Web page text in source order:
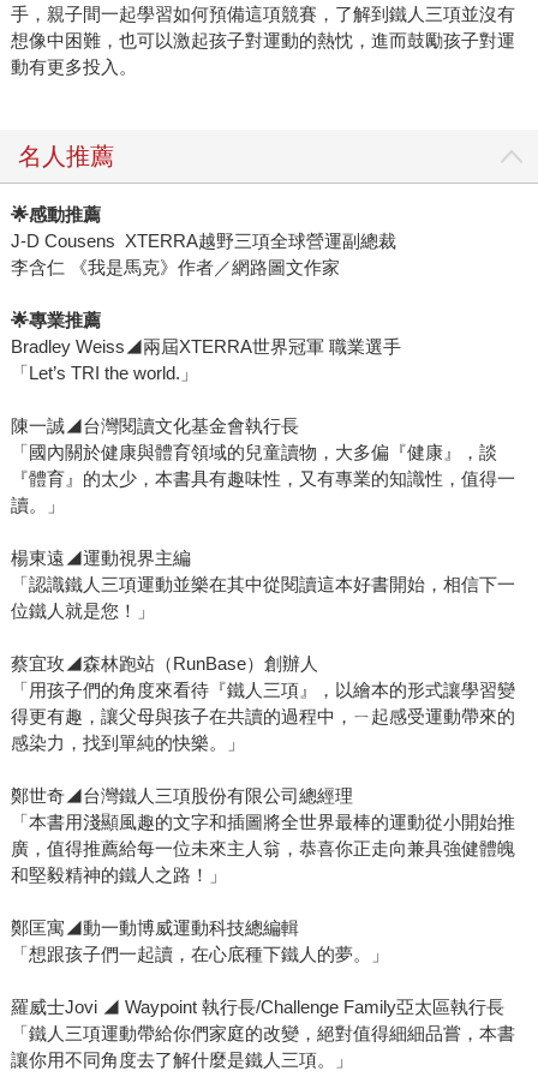
手，親子間一起學習如何預備這項競賽，了解到鐵人三項並沒有
想像中困難，也可以激起孩子對運動的熱忱，進而鼓勵孩子對運
動有更多投入。
名人推薦
🌟感動推薦
J-D Cousens XTERRA越野三項全球營運副總裁
李含仁 《我是馬克》作者／網路圖文作家
🌟專業推薦
Bradley Weiss◢兩屆XTERRA世界冠軍 職業選手
「Let’s TRI the world.」
陳一誠◢台灣閱讀文化基金會執行長
「國內關於健康與體育領域的兒童讀物，大多偏『健康』，談
『體育』的太少，本書具有趣味性，又有專業的知識性，值得一
讀。」
楊東遠◢運動視界主編
「認識鐵人三項運動並樂在其中從閱讀這本好書開始，相信下一
位鐵人就是您！」
蔡宜玫◢森林跑站（RunBase）創辦人
「用孩子們的角度來看待『鐵人三項』，以繪本的形式讓學習變
得更有趣，讓父母與孩子在共讀的過程中，ㄧ起感受運動帶來的
感染力，找到單純的快樂。」
鄭世奇◢台灣鐵人三項股份有限公司總經理
「本書用淺顯風趣的文字和插圖將全世界最棒的運動從小開始推
廣，值得推薦給每一位未來主人翁，恭喜你正走向兼具強健體魄
和堅毅精神的鐵人之路！」
鄭匡寓◢動一動博威運動科技總編輯
「想跟孩子們一起讀，在心底種下鐵人的夢。」
羅威士Jovi ◢ Waypoint 執行長/Challenge Family亞太區執行長
「鐵人三項運動帶給你們家庭的改變，絕對值得細細品嘗，本書
讓你用不同角度去了解什麼是鐵人三項。」